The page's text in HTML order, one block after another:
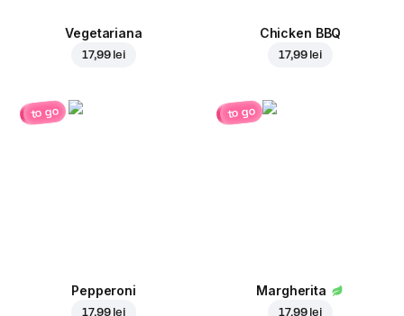
Vegetariana
17,99 lei
Chicken BBQ
17,99 lei
to go
Pepperoni
17,99 lei
to go
Margherita
17,99 lei